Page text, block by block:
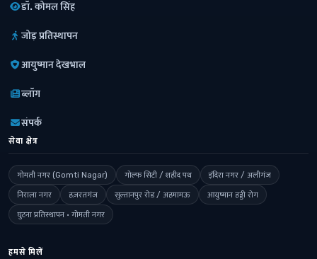
डॉ. कोमल सिंह
जोड़ प्रतिस्थापन
आयुष्मान देखभाल
ब्लॉग
संपर्क
सेवा क्षेत्र
गोमती नगर (Gomti Nagar) गोल्फ सिटी / शहीद पथ
इंदिरा नगर / अलीगंज
निराला नगर
हज़रतगंज सुल्तानपुर रोड / अहमामऊ
आयुष्मान हड्डी रोग
घुटना प्रतिस्थापन · गोमती नगर
हमसे मिलें